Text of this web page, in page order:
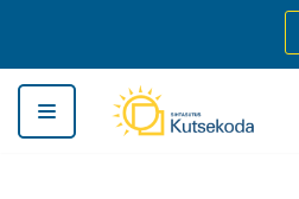
Skip
to
content